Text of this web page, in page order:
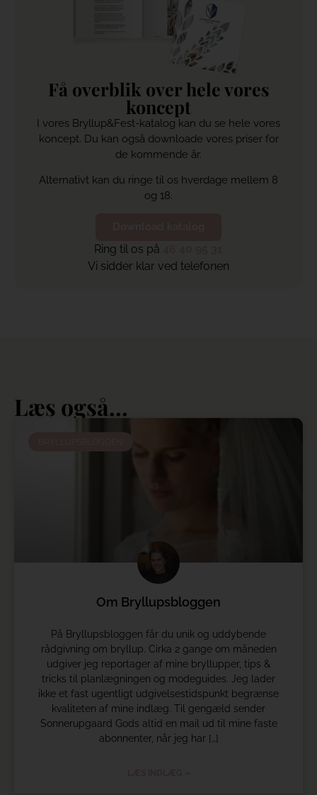
Få overblik over hele vores
koncept
I vores Bryllup&Fest-katalog kan du se hele vores
koncept. Du kan også downloade vores priser for
de kommende år.
Alternativt kan du ringe til os hverdage mellem 8
og 18.
Ring til os på
Vi sidder klar ved telefonen
Læs også...
Om Bryllupsbloggen
På Bryllupsbloggen får du unik og uddybende
rådgivning om bryllup. Cirka 2 gange om måneden
udgiver jeg reportager af mine bryllupper, tips &
tricks til planlægningen og modeguides. Jeg lader
ikke et fast ugentligt udgivelsestidspunkt begrænse
kvaliteten af mine indlæg. Til gengæld sender
Sonnerupgaard Gods altid en mail ud til mine faste
abonnenter, når jeg har […]